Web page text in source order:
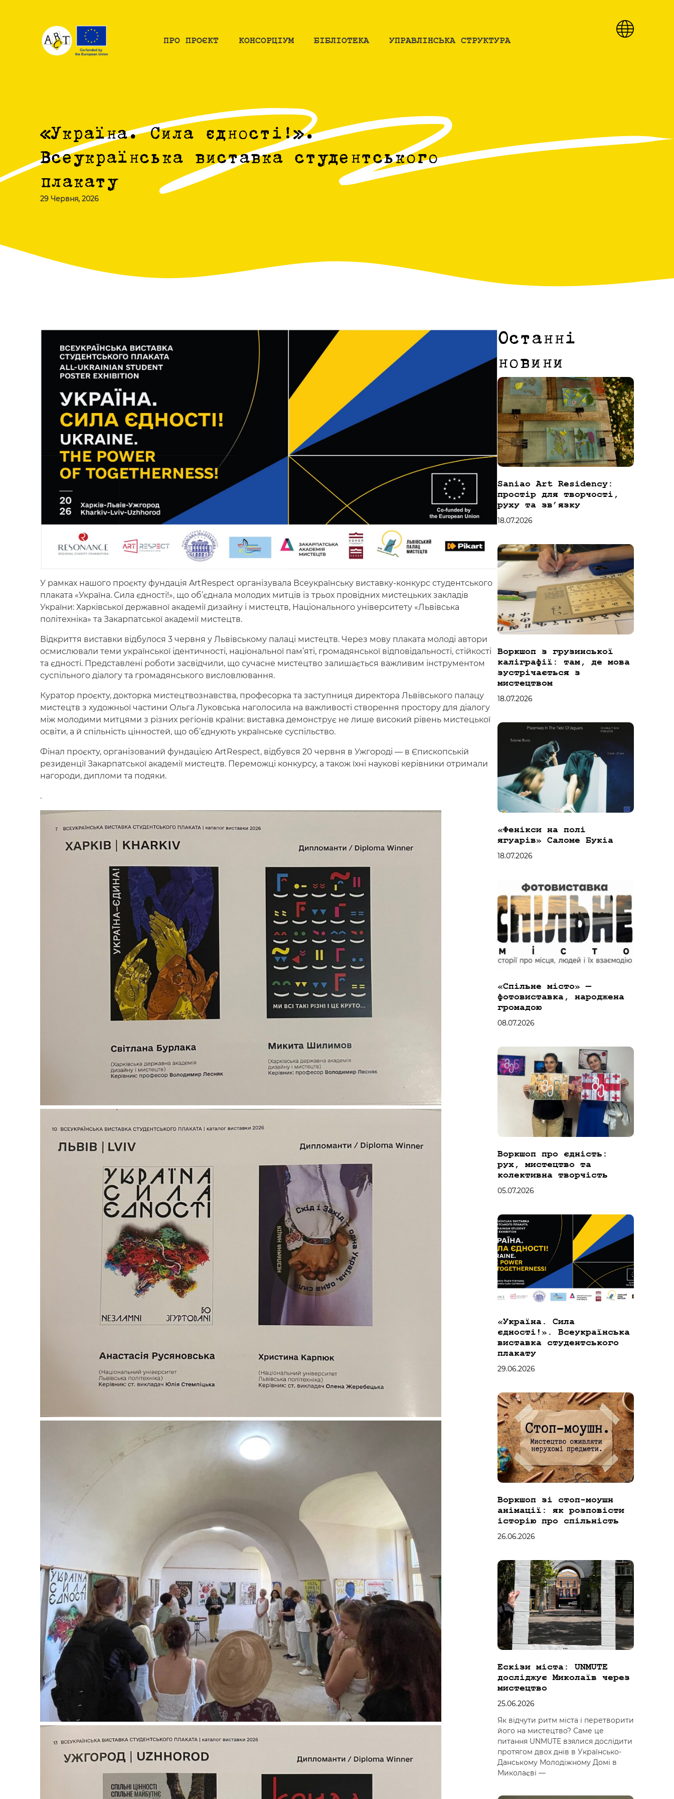
ПРО ПРОЄКТ КОНСОРЦІУМ БІБЛІОТЕКА УПРАВЛІНСЬКА СТРУКТУРА
«Україна. Сила єдності!».
Всеукраїнська виставка студентського
плакату
29 Червня, 2026
У рамках нашого проєкту фундація ArtRespect організувала Всеукраїнську виставку-конкурс студентського
плаката «Україна. Сила єдності!», що об’єднала молодих митців із трьох провідних мистецьких закладів
України: Харківської державної академії дизайну і мистецтв, Національного університету «Львівська
політехніка» та Закарпатської академії мистецтв.
Відкриття виставки відбулося 3 червня у Львівському палаці мистецтв. Через мову плаката молоді автори
осмислювали теми української ідентичності, національної пам’яті, громадянської відповідальності, стійкості
та єдності. Представлені роботи засвідчили, що сучасне мистецтво залишається важливим інструментом
суспільного діалогу та громадянського висловлювання.
Куратор проєкту, докторка мистецтвознавства, професорка та заступниця директора Львівського палацу
мистецтв з художньої частини Ольга Луковська наголосила на важливості створення простору для діалогу
між молодими митцями з різних регіонів країни: виставка демонструє не лише високий рівень мистецької
освіти, а й спільність цінностей, що об’єднують українське суспільство.
Фінал проєкту, організований фундацією ArtRespect, відбувся 20 червня в Ужгороді — в Єпископській
резиденції Закарпатської академії мистецтв. Переможці конкурсу, а також їхні наукові керівники отримали
нагороди, дипломи та подяки.
.
Останні
новини
Saniao Art Residency:
простір для творчості,
руху та зв’язку
18.07.2026
Воркшоп з грузинської
каліграфії: там, де мова
зустрічається з
мистецтвом
18.07.2026
«Фенікси на полі
ягуарів» Саломе Букіа
18.07.2026
«Спільне місто» —
фотовиставка, народжена
громадою
08.07.2026
Воркшоп про єдність:
рух, мистецтво та
колективна творчість
05.07.2026
«Україна. Сила
єдності!». Всеукраїнська
виставка студентського
плакату
29.06.2026
Воркшоп зі стоп-моушн
анімації: як розповісти
історію про спільність
26.06.2026
Ескізи міста: UNMUTE
досліджує Миколаїв через
мистецтво
25.06.2026
Як відчути ритм міста і перетворити
його на мистецтво? Саме це
питання UNMUTE взялися дослідити
протягом двох днів в Українсько-
Данському Молодіжному Домі в
Миколаєві —